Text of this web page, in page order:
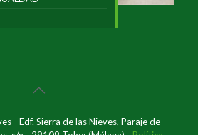
- Edf. Sierra de las Nieves, Paraje de